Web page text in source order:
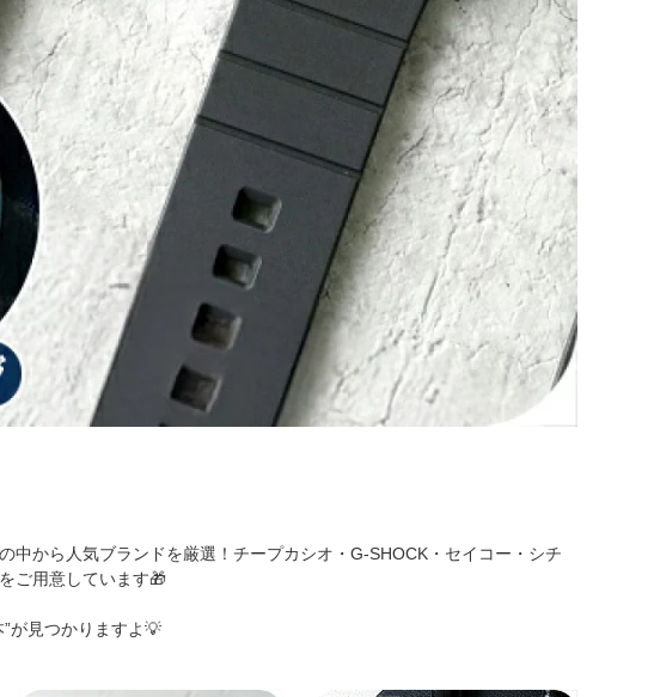
から人気ブランドを厳選！チープカシオ・G-SHOCK・セイコー・シチ
ご用意しています🎁
が見つかりますよ💡